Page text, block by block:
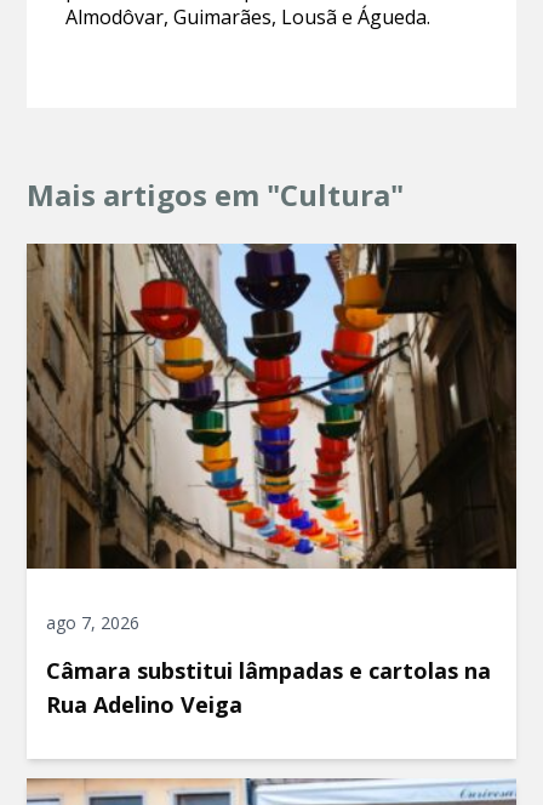
Almodôvar, Guimarães, Lousã e Águeda.
Mais artigos em "Cultura"
ago 7, 2026
Câmara substitui lâmpadas e cartolas na
Rua Adelino Veiga